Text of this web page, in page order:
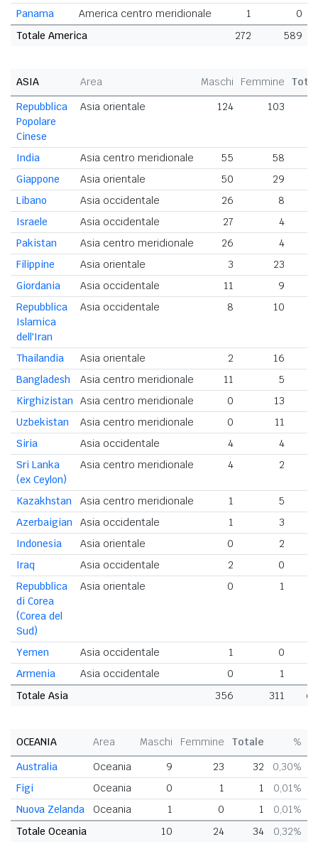
Panama
America centro meridionale 1
0
Totale America
272 589
ASIA Area Maschi Femmine
Repubblica
Popolare
Cinese
Asia orientale 124 103
India Asia centro meridionale 55 58
Giappone
Asia orientale 50 29
Libano
Asia occidentale 26 8
Israele
Asia occidentale 27 4
Pakistan
Asia centro meridionale 26 4
Filippine
Asia orientale 3 23
Giordania
Asia occidentale 11 9
Repubblica
Islamica
dell'Iran
Asia occidentale 8 10
Thailandia Asia orientale 2 16
Bangladesh
Asia centro meridionale 11 5
Kirghizistan Asia centro meridionale 0 13
Uzbekistan
Asia centro meridionale 0 11
Siria
Asia occidentale 4 4
Sri Lanka
(ex Ceylon)
Asia centro meridionale 4 2
Kazakhstan Asia centro meridionale 1 5
Azerbaigian
Asia occidentale 1
3
Indonesia
Asia orientale 0
2
Iraq
Asia occidentale 2
0
Repubblica
di Corea
(Corea del
Sud)
Asia orientale 0 1
Yemen Asia occidentale 1
0
Armenia
Asia occidentale 0
1
Totale Asia
356 311
OCEANIA Area Maschi Femmine Totale
%
Australia
Oceania 9 23 32
0,30%
Figi
Oceania 0 1 1
0,01%
Nuova Zelanda
Oceania 1 0 1
0,01%
Totale Oceania
10 24 34 0,32%